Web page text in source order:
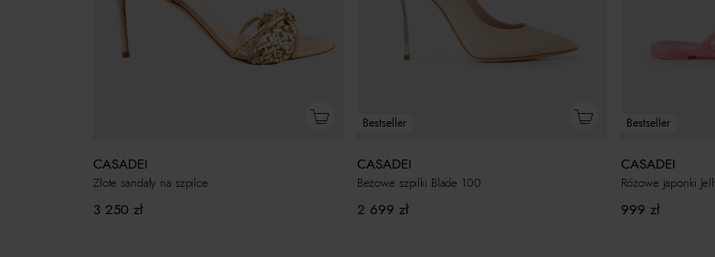
CASADEI
Złote sandały na szpilce
3 250 zł
Bestseller
CASADEI
Beżowe szpilki Blade 100
2 699 zł
Bestseller
CASADEI
Różowe japonki
999 zł